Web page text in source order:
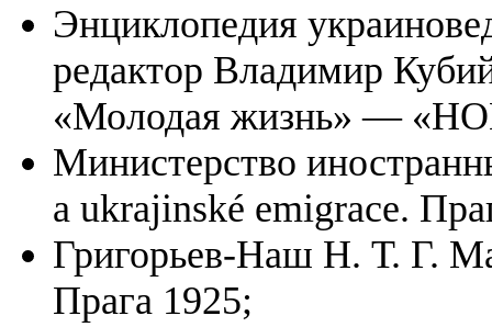
Энциклопедия
редактор Владимир
«Молодая жизнь» —
Министерство
a ukrajinské emigrace.
Григорьев-Наш Н. Т. Г.
Прага 1925;